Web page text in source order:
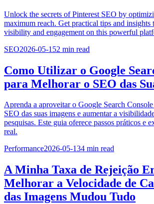
Unlock the secrets of Pinterest SEO by
maximum reach. Get practical tips and insights
visibility and engagement on this powerful
SEO2026-05-152 min read
Como Utilizar o Google
para Melhorar o SEO das
Aprenda a aproveitar o Google Search
SEO das suas imagens e aumentar a
pesquisas. Este guia oferece passos práticos e
real.
Performance2026-05-134 min read
A Minha Taxa de Rejeição
Melhorar a Velocidade de
das Imagens Mudou Tudo